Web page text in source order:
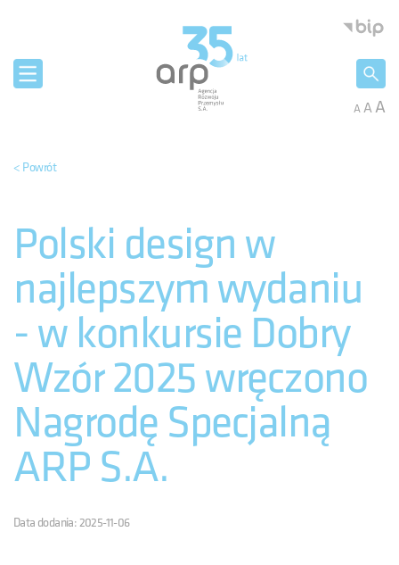
AAA
< Powrót
Polski design w
najlepszym wydaniu
- w konkursie Dobry
Wzór 2025 wręczono
Nagrodę Specjalną
ARP S.A.
Data dodania: 2025-11-06